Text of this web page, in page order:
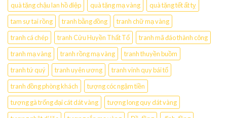
quà tặng chậu lan hồ điệp
quà tặng mạ vàng
quà tặng tết ất tỵ
tam sự tai rồng
tranh bằng đồng
tranh chữ mạ vàng
tranh cá chép
tranh Cửu Huyền Thất Tổ
tranh mã đáo thành công
tranh mạ vàng
tranh rồng mạ vàng
tranh thuyền buồm
tranh tứ quý
tranh uyên ương
tranh vinh quy bái tổ
tranh đồng phòng khách
tượng cóc ngậm tiền
tượng gà trống đại cát dát vàng
tượng long quy dát vàng